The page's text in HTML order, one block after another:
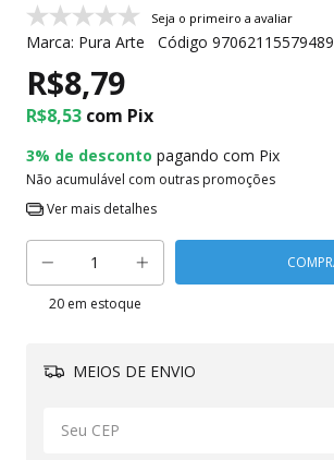
Seja o primeiro a avaliar
Marca: Pura Arte Código 97062115579489
R$8,79
R$8,53 com Pix
3% de desconto pagando com Pix
Não acumulável com outras promoções
Ver mais detalhes
20em estoque
MEIOS DE ENVIO